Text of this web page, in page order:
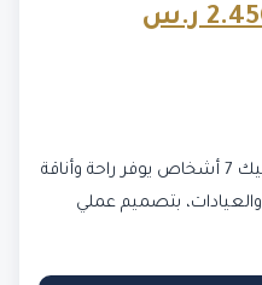
ر.س.
ر.س
2.450,00 ر.س.
طقم كنب مكاتب قماش كلاسيك 7 أشخاص يوفر راحة وأناقة
بتصميم عملي